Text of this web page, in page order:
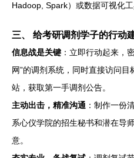
Hadoop, Spark）或数据可视化
三、 给考研调剂学子的行动
信息战是关键 ：立即行动起来，
网”的调剂系统，同时直接访问
站，获取第一手调剂公告。
主动出击，精准沟通 ：制作一份
系心仪学院的招生秘书和潜在导
意。